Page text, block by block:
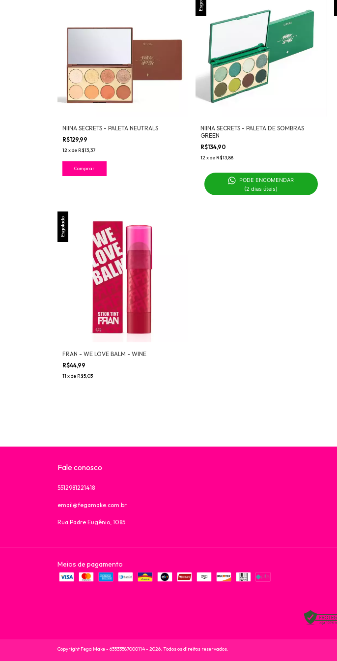
NIINA SECRETS - PALETA NEUTRALS
R$129,99
12xde R$13,37
NIINA SECRETS - PALETA DE SOMBRAS
GREEN
R$134,90
12xde R$13,88
PODE ENCOMENDAR
(2 dias úteis)
Esgotado
FRAN - WE LOVE BALM - WINE
R$44,99
11 xde R$5,03
Fale conosco
5512981221418
email@fegamake.com.br
Rua Padre Eugênio, 1085
Meios de pagamento
Copyright Fega Make - 63533587000114 - 2026. Todos os direitos reservados.